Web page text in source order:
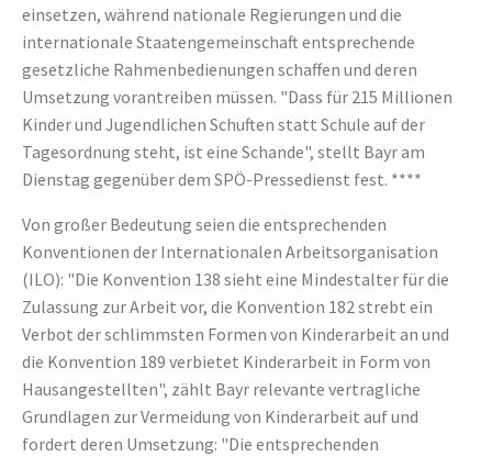
einsetzen, während nationale Regierungen und die
internationale Staatengemeinschaft entsprechende
gesetzliche Rahmenbedienungen schaffen und deren
Umsetzung vorantreiben müssen. "Dass für 215 Millionen
Kinder und Jugendlichen Schuften statt Schule auf der
Tagesordnung steht, ist eine Schande", stellt Bayr am
Dienstag gegenüber dem SPÖ-Pressedienst fest. ****
Von großer Bedeutung seien die entsprechenden
Konventionen der Internationalen Arbeitsorganisation
(ILO): "Die Konvention 138 sieht eine Mindestalter für die
Zulassung zur Arbeit vor, die Konvention 182 strebt ein
Verbot der schlimmsten Formen von Kinderarbeit an und
die Konvention 189 verbietet Kinderarbeit in Form von
Hausangestellten", zählt Bayr relevante vertragliche
Grundlagen zur Vermeidung von Kinderarbeit auf und
fordert deren Umsetzung: "Die entsprechenden